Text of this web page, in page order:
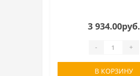
3 934.00руб.
- +
В КОРЗИНУ